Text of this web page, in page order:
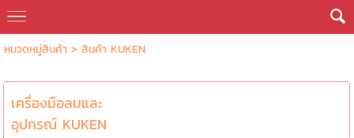
หมวดหมู่สินค้า> สินค้า KUKEN
เครื่องมือลมและ
อุปกรณ์ KUKEN